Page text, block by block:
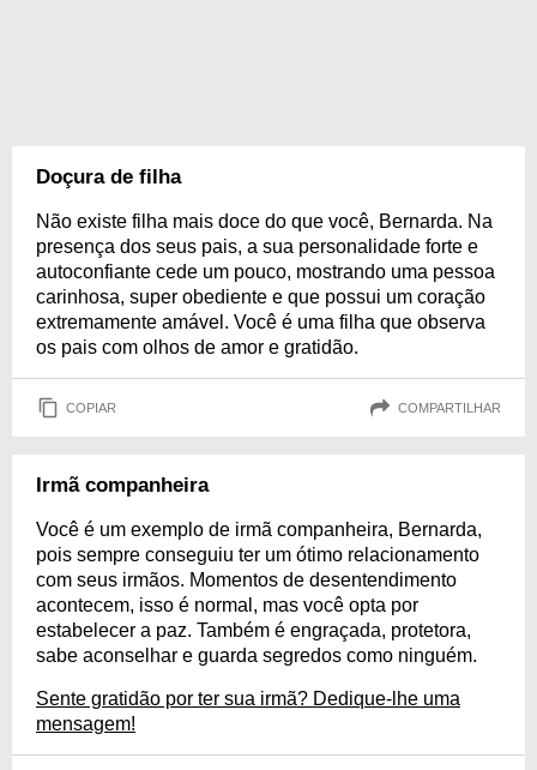
Doçura de filha
Não existe filha mais doce do que você, Bernarda. Na
presença dos seus pais, a sua personalidade forte e
autoconfiante cede um pouco, mostrando uma pessoa
carinhosa, super obediente e que possui um coração
extremamente amável. Você é uma filha que observa
os pais com olhos de amor e gratidão.
COPIAR COMPARTILHAR
Irmã companheira
Você é um exemplo de irmã companheira, Bernarda,
pois sempre conseguiu ter um ótimo relacionamento
com seus irmãos. Momentos de desentendimento
acontecem, isso é normal, mas você opta por
estabelecer a paz. Também é engraçada, protetora,
sabe aconselhar e guarda segredos como ninguém.
Sente gratidão por ter sua irmã? Dedique-lhe uma
mensagem!